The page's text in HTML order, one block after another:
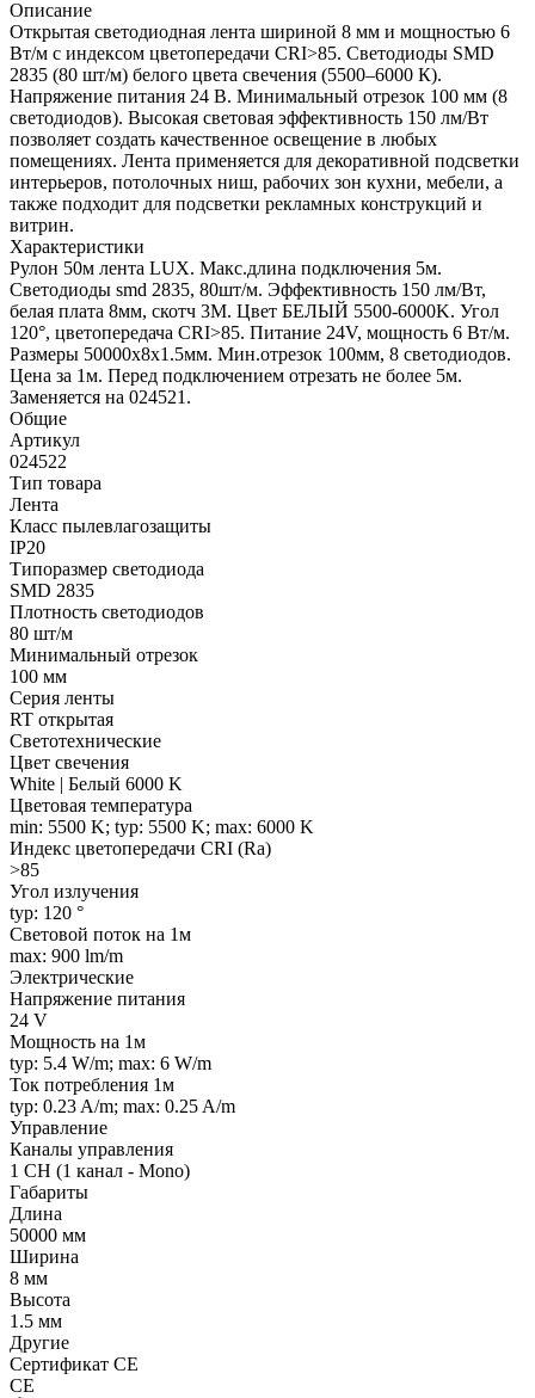
Описание
Открытая светодиодная лента шириной 8 мм и мощностью 6
Вт/м с индексом цветопередачи CRI>85. Светодиоды SMD
2835 (80 шт/м) белого цвета свечения (5500–6000 К).
Напряжение питания 24 В. Минимальный отрезок 100 мм (8
светодиодов). Высокая световая эффективность 150 лм/Вт
позволяет создать качественное освещение в любых
помещениях. Лента применяется для декоративной подсветки
интерьеров, потолочных ниш, рабочих зон кухни, мебели, а
также подходит для подсветки рекламных конструкций и
витрин.
Характеристики
Рулон 50м лента LUX. Макс.длина подключения 5м.
Светодиоды smd 2835, 80шт/м. Эффективность 150 лм/Вт,
белая плата 8мм, скотч 3М. Цвет БЕЛЫЙ 5500-6000K. Угол
120°, цветопередача CRI>85. Питание 24V, мощность 6 Вт/м.
Размеры 50000х8х1.5мм. Мин.отрезок 100мм, 8 светодиодов.
Цена за 1м. Перед подключением отрезать не более 5м.
Заменяется на 024521.
Общие
Артикул
024522
Тип товара
Лента
Класс пылевлагозащиты
IP20
Типоразмер светодиода
SMD 2835
Плотность светодиодов
80 шт/м
Минимальный отрезок
100 мм
Серия ленты
RT открытая
Светотехнические
Цвет свечения
White | Белый 6000 K
Цветовая температура
min: 5500 K; typ: 5500 K; max: 6000 K
Индекс цветопередачи CRI (Ra)
>85
Угол излучения
typ: 120 °
Световой поток на 1м
max: 900 lm/m
Электрические
Напряжение питания
24 V
Мощность на 1м
typ: 5.4 W/m; max: 6 W/m
Ток потребления 1м
typ: 0.23 A/m; max: 0.25 A/m
Управление
Каналы управления
1 CH (1 канал - Mono)
Габариты
Длина
50000 мм
Ширина
8 мм
Высота
1.5 мм
Другие
Сертификат CE
CE